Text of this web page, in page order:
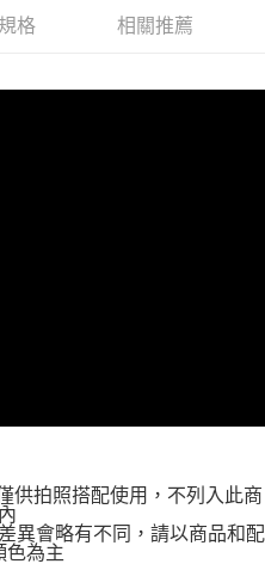
運費
格 相關推薦
供拍照搭配使用，不列入此商
異會略有不同，請以商品和配
色為主